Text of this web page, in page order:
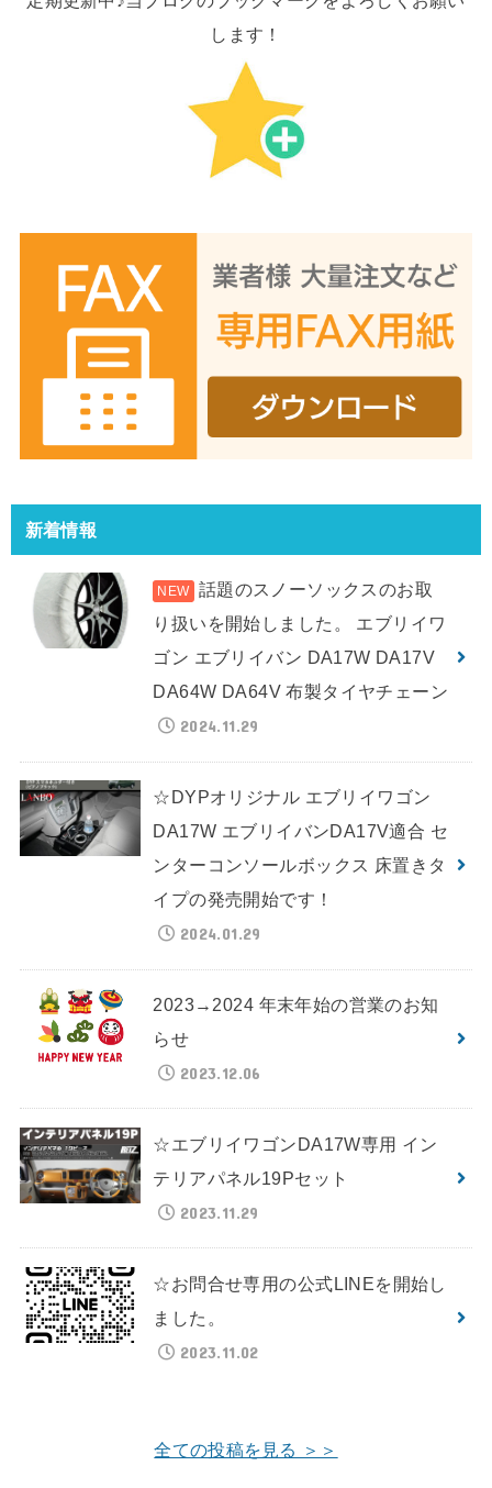
します！
新着情報
話題のスノーソックスのお取
り扱いを開始しました。 エブリイワ
ゴン エブリイバン DA17W DA17V
DA64W DA64V 布製タイヤチェーン
2024.11.29
☆DYPオリジナル エブリイワゴン
DA17W エブリイバンDA17V適合 セ
ンターコンソールボックス 床置きタ
イプの発売開始です！
2024.01.29
2023→2024 年末年始の営業のお知
らせ
2023.12.06
☆エブリイワゴンDA17W専用 イン
テリアパネル19Pセット
2023.11.29
☆お問合せ専用の公式LINEを開始し
ました。
2023.11.02
全ての投稿を見る ＞＞